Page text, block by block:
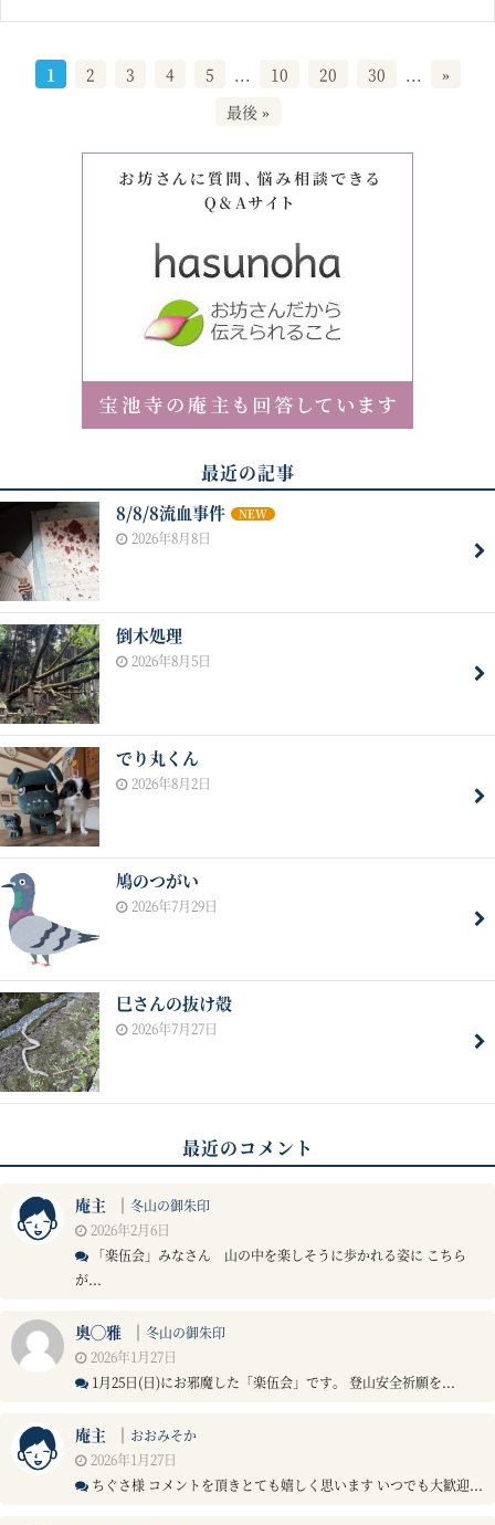
1 2 3 4 5 10 20 30
»
最後 »
最近の記事
8/8/8流血事件 NEW
2026年8月8日
倒木処理
2026年8月5日
でり丸くん
2026年8月2日
鳩のつがい
2026年7月29日
巳さんの抜け殻
2026年7月27日
最近のコメント
庵主 ｜ 冬山の御朱印
2026年2月6日
「楽伍会」みなさん 山の中を楽しそうに歩かれる姿に こちら
が...
奥◯雅 ｜ 冬山の御朱印
2026年1月27日
1月25日(日)にお邪魔した「楽伍会」です。 登山安全祈願を...
庵主 ｜ おおみそか
2026年1月27日
ちぐさ様 コメントを頂きとても嬉しく思います いつでも大歓迎...